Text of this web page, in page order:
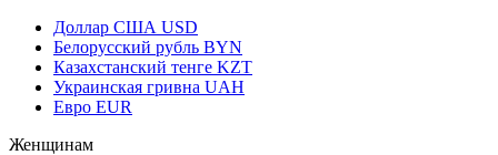
Доллар США USD
Белорусский рубль BYN
Казахстанский тенге KZT
Украинская гривна UAH
Евро EUR
Женщинам